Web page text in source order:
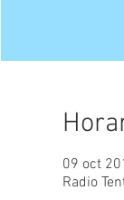
09 oct
Radio